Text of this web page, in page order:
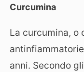
Curcumina
La curcumina, o
anni. Secondo